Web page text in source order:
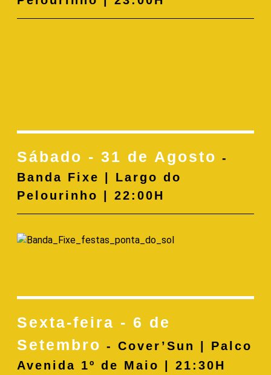
Sábado - 31 de Agosto -
Banda Fixe | Largo do
Pelourinho | 22:00H
Sexta-feira - 6 de
Setembro - Cover’Sun | Palco
Avenida 1º de Maio | 21:30H